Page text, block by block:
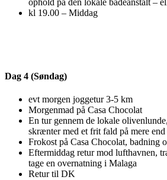
kl 19.00 – Middag
Dag 4 (Søndag)
evt morgen joggetur 3-5 km
Morgenmad på Casa Chocolat
En tur gennem de lokale
skrænter med et frit fald på mere
Frokost på Casa Chocolat, badning
Eftermiddag retur mod lufthavnen,
tage en overnatning i Malaga
Retur til DK